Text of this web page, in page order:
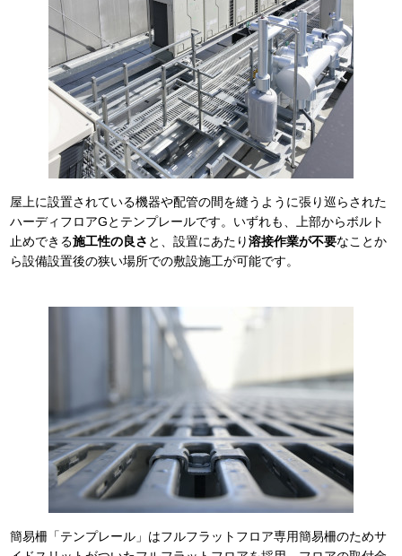
屋上に設置されている機器や配管の間を縫うように張り巡らされた
ハーディフロアGとテンプレールです。いずれも、上部からボルト
止めできる施工性の良さ と、設置にあたり溶接作業が不要なことか
ら設備設置後の狭い場所での敷設施工が可能です。
簡易柵「テンプレール」はフルフラットフロア専用簡易柵のためサ